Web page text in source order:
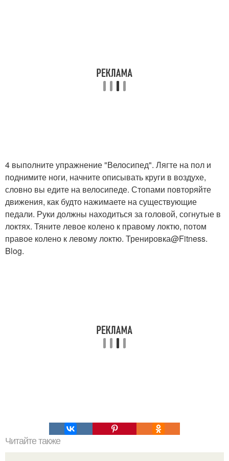
4 выполните упражнение "Велосипед". Лягте на пол и
поднимите ноги, начните описывать круги в воздухе,
словно вы едите на велосипеде. Стопами повторяйте
движения, как будто нажимаете на существующие
педали. Руки должны находиться за головой, согнутые в
локтях. Тяните левое колено к правому локтю, потом
правое колено к левому локтю. Тренировка@Fitness.
Blog.
Читайте также